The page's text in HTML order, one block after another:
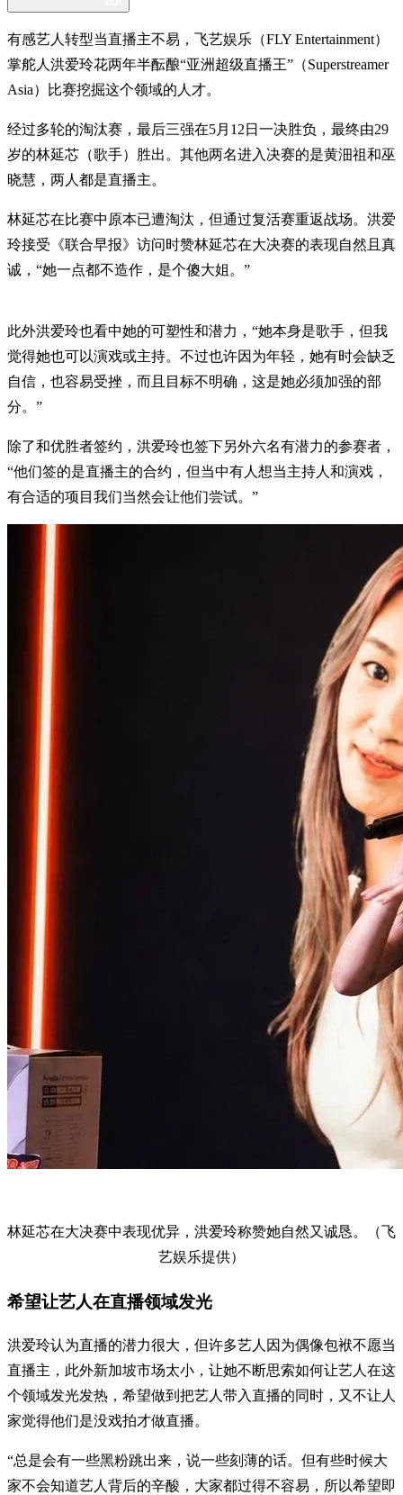
有感艺人转型当直播主不易，飞艺娱乐（FLY Entertainment）
掌舵人洪爱玲花两年半酝酿“亚洲超级直播王”（Superstreamer
Asia）比赛挖掘这个领域的人才。
经过多轮的淘汰赛，最后三强在5月12日一决胜负，最终由29
岁的林延芯（歌手）胜出。其他两名进入决赛的是黄沺祖和巫
晓慧，两人都是直播主。
林延芯在比赛中原本已遭淘汰，但通过复活赛重返战场。洪爱
玲接受《联合早报》访问时赞林延芯在大决赛的表现自然且真
诚，“她一点都不造作，是个傻大姐。”
此外洪爱玲也看中她的可塑性和潜力，“她本身是歌手，但我
觉得她也可以演戏或主持。不过也许因为年轻，她有时会缺乏
自信，也容易受挫，而且目标不明确，这是她必须加强的部
分。”
除了和优胜者签约，洪爱玲也签下另外六名有潜力的参赛者，
“他们签的是直播主的合约，但当中有人想当主持人和演戏，
有合适的项目我们当然会让他们尝试。”
林延芯在大决赛中表现优异，洪爱玲称赞她自然又诚恳。（飞
艺娱乐提供）
希望让艺人在直播领域发光
洪爱玲认为直播的潜力很大，但许多艺人因为偶像包袱不愿当
直播主，此外新加坡市场太小，让她不断思索如何让艺人在这
个领域发光发热，希望做到把艺人带入直播的同时，又不让人
家觉得他们是没戏拍才做直播。
“总是会有一些黑粉跳出来，说一些刻薄的话。但有些时候大
家不会知道艺人背后的辛酸，大家都过得不容易，所以希望即